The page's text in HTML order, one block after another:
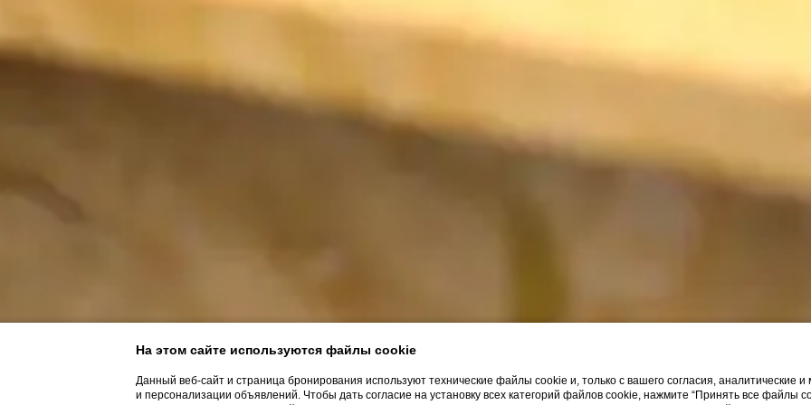
На этом сайте используются файлы cookie
Данный веб-сайт и страница бронирования используют технические файлы cookie и, только с вашего согласия,
и персонализации объявлений. Чтобы дать согласие на установку всех категорий файлов cookie, нажмите “Принять все файлы